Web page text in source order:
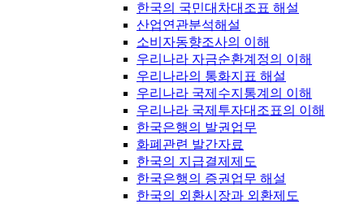
한국의 국민대차대조표 해설
산업연관분석해설
소비자동향조사의 이해
우리나라 자금순환계정의 이해
우리나라의 통화지표 해설
우리나라 국제수지통계의 이해
우리나라 국제투자대조표의 이해
한국은행의 발권업무
화폐관련 발간자료
한국의 지급결제제도
한국은행의 증권업무 해설
한국의 외환시장과 외환제도